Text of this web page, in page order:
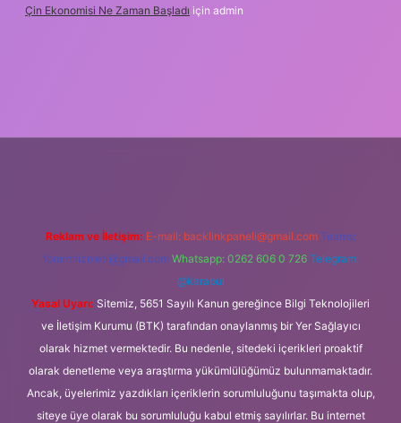
Çin Ekonomisi Ne Zaman Başladı için admin
Reklam ve İletişim: E-mail: backlinkpaneli@gmail.com Teams:
forumhizmeti@gmail.com Whatsapp: 0262 606 0 726 Telegram:
@karabul
Yasal Uyarı: Sitemiz, 5651 Sayılı Kanun gereğince Bilgi Teknolojileri
ve İletişim Kurumu (BTK) tarafından onaylanmış bir Yer Sağlayıcı
olarak hizmet vermektedir. Bu nedenle, sitedeki içerikleri proaktif
olarak denetleme veya araştırma yükümlülüğümüz bulunmamaktadır.
Ancak, üyelerimiz yazdıkları içeriklerin sorumluluğunu taşımakta olup,
siteye üye olarak bu sorumluluğu kabul etmiş sayılırlar. Bu internet